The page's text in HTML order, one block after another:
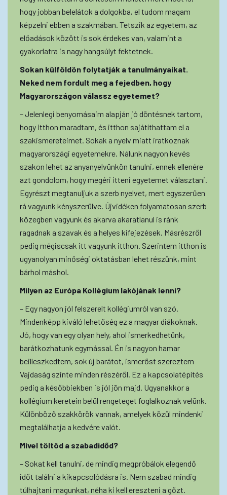
hogy jobban belelátok a dolgokba, el tudom magam
képzelni ebben a szakmában. Tetszik az egyetem, az
előadások között is sok érdekes van, valamint a
gyakorlatra is nagy hangsúlyt fektetnek.
Sokan külföldön folytatják a tanulmányaikat.
Neked nem fordult meg a fejedben, hogy
Magyarországon válassz egyetemet?
– Jelenlegi benyomásaim alapján jó döntésnek tartom,
hogy itthon maradtam, és itthon sajátíthattam el a
szakismereteimet. Sokak a nyelv miatt iratkoznak
magyarországi egyetemekre. Nálunk nagyon kevés
szakon lehet az anyanyelvünkön tanulni, ennek ellenére
azt gondolom, hogy megéri itteni egyetemet választani.
Egyrészt megtanuljuk a szerb nyelvet, mert egyszerűen
rá vagyunk kényszerülve. Újvidéken folyamatosan szerb
közegben vagyunk és akarva akaratlanul is ránk
ragadnak a szavak és a helyes kifejezések. Másrészről
pedig mégiscsak itt vagyunk itthon. Szerintem itthon is
ugyanolyan minőségi oktatásban lehet részünk, mint
bárhol máshol.
Milyen az Európa Kollégium lakójának lenni?
– Egy nagyon jól felszerelt kollégiumról van szó.
Mindenképp kiváló lehetőség ez a magyar diákoknak.
Jó, hogy van egy olyan hely, ahol ismerkedhetünk,
barátkozhatunk egymással. Én is nagyon hamar
beilleszkedtem, sok új barátot, ismerőst szereztem
Vajdaság szinte minden részéről. Ez a kapcsolatépítés
pedig a későbbiekben is jól jön majd. Ugyanakkor a
kollégium keretein belül rengeteget foglalkoznak velünk.
Különböző szakkörök vannak, amelyek közül mindenki
megtalálhatja a kedvére valót.
Mivel töltöd a szabadidőd?
– Sokat kell tanulni, de mindig megpróbálok elegendő
időt találni a kikapcsolódásra is. Nem szabad mindig
túlhajtani magunkat, néha ki kell ereszteni a gőzt.